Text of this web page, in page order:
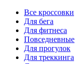
Все кроссовки
Для бега
Для фитнеса
Повседневные
Для прогулок
Для треккинга